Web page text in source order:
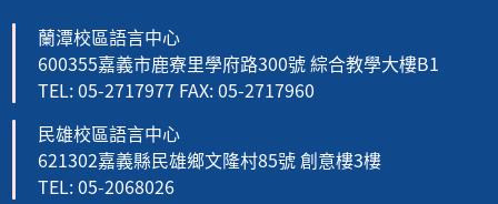
蘭潭校區語言中心
600355嘉義市鹿寮里學府路300號 綜合教學大樓B1
TEL: 05-2717977 FAX: 05-2717960
民雄校區語言中心
621302嘉義縣民雄鄉文隆村85號 創意樓3樓
TEL: 05-2068026